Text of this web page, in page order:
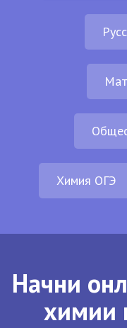
Химия ОГЭ
Начни
химии